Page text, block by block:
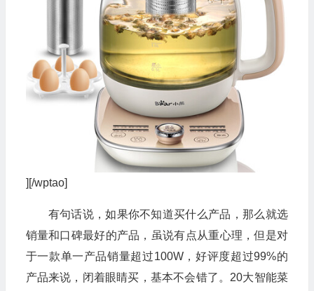
][/wptao]
有句话说，如果你不知道买什么产品，那么就选
销量和口碑最好的产品，虽说有点从重心理，但是对
于一款单一产品销量超过100W，好评度超过99%的
产品来说，闭着眼睛买，基本不会错了。20大智能菜